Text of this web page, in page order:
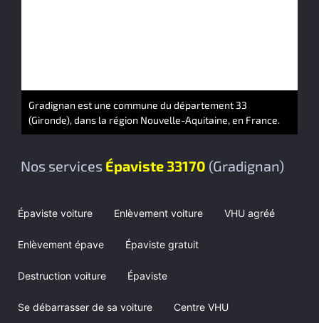
Nos services Épaviste 33170 (Gradignan)
Épaviste voiture Enlèvement voiture VHU agréé
Enlèvement épave Épaviste gratuit
Destruction voiture Épaviste
Se débarrasser de sa voiture Centre VHU
Gradignan est une commune du département 33
(Gironde), dans la région Nouvelle-Aquitaine, en France.